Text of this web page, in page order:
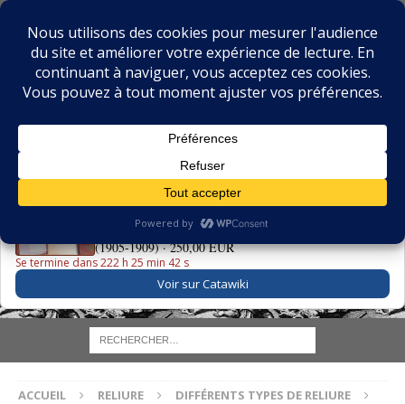
BIBLIOPHILIE.COM
LE BLOG DU BIBLIOPHILE, DES BIBLIOPHILES, DE LA
La Grande Danse Macabre des Vifs - Martin van Maële
(1905-1909) ·250,00 EUR
Se termine dans 222 h 25 min 41 s
Voir sur Catawiki
ACCUEIL RELIURE
DIFFÉRENTS TYPES DE RELIURE